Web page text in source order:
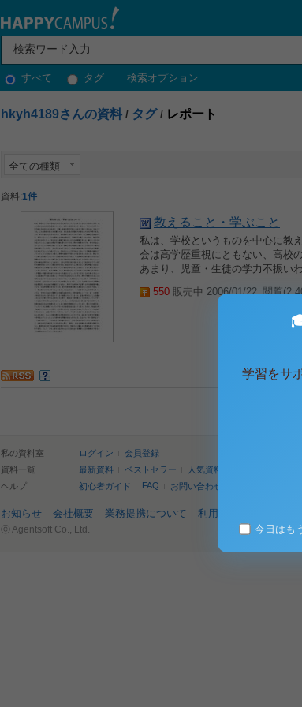
すべて タグ 検索オプション
hkyh4189さんの資料 / タグ / レポート
全ての種類
資料:1件
教えること・学ぶこと
私は、学校というものを中心に教
会は高学歴重視にともない、高校
あまり、児童・生徒の学力不振い
550 販売中 2006/01/22 閲覧
私の資料室 ログイン
会員登録
資料一覧
最新資料 ベストセラー 人気資料
ヘルプ
初心者ガイド FAQ お問い合わせ
お知らせ 会社概要 業務提携について 利用規約
ⓒ Agentsoft Co., Ltd.
学習をサ
今日はも